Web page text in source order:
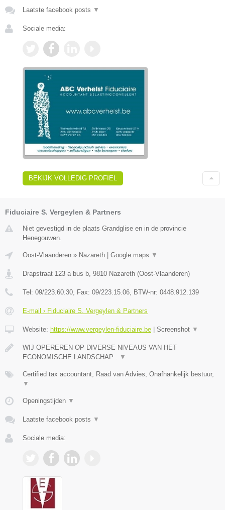
Laatste facebook posts ▼
Sociale media:
BEKIJK VOLLEDIG PROFIEL
Fiduciaire S. Vergeylen & Partners
Niet gevestigd in de plaats Grandglise en in de provincie
Henegouwen.
Oost-Vlaanderen » Nazareth Google maps ▼
Drapstraat 123 a bus b, 9810 Nazareth (Oost-Vlaanderen)
Tel: 09/223.60.30, Fax: 09/223.15.06, BTW-nr: 0448.912.139
E-mail › Fiduciaire S. Vergeylen & Partners
Website: https://www.vergeylen-fiduciaire.be Screenshot ▼
WIJ OPEREREN OP DIVERSE NIVEAUS VAN HET
ECONOMISCHE LANDSCHAP : ▼
Certified tax accountant, Raad van Advies, Onafhankelijk bestuur,
▼
Openingstijden ▼
Laatste facebook posts ▼
Sociale media: